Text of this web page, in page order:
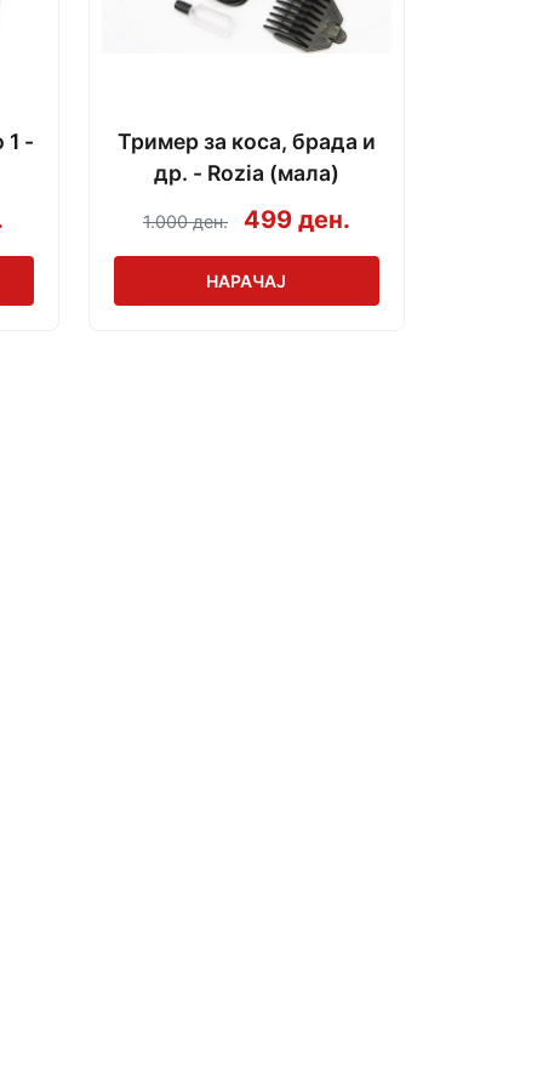
1 -
Тример за коса, брада и
др. - Rozia (мала)
1.000 ден. 499 ден.
НАРАЧАЈ